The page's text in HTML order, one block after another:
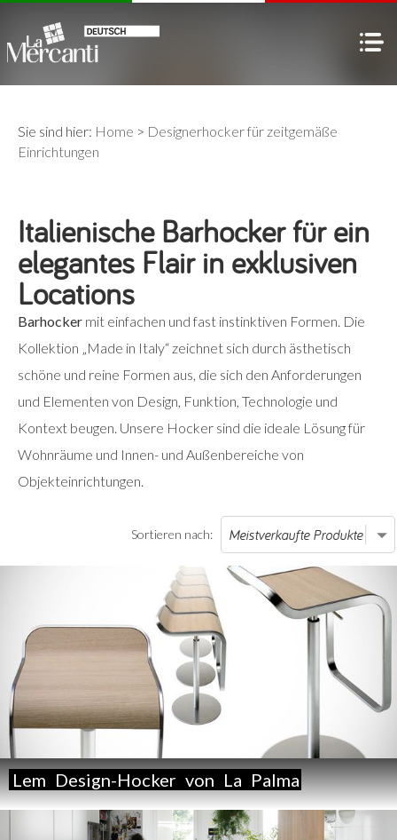
Sie sind hier: Home > Designerhocker für zeitgemäße
Einrichtungen
Italienische Barhocker für ein
elegantes Flair in exklusiven
Locations
Barhocker mit einfachen und fast instinktiven Formen. Die
Kollektion „Made in Italy“ zeichnet sich durch ästhetisch
schöne und reine Formen aus, die sich den Anforderungen
und Elementen von Design, Funktion, Technologie und
Kontext beugen. Unsere Hocker sind die ideale Lösung für
Wohnräume und Innen- und Außenbereiche von
Objekteinrichtungen.
Sortieren nach:
Lem Design-Hocker von La Palma